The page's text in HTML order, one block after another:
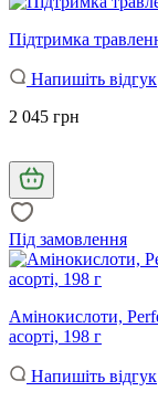
Підтримка
Напишіть відгук
2 045 грн
Під замовлення
Амінокислоти,
асорті, 198 г
Напишіть відгук